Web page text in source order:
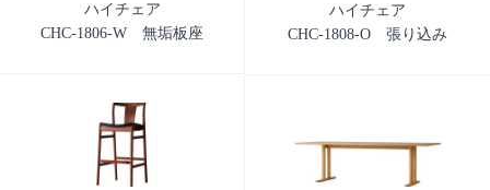
ハイチェア
CHC-1806-W 無垢板座
ハイチェア
CHC-1808-O 張り込み